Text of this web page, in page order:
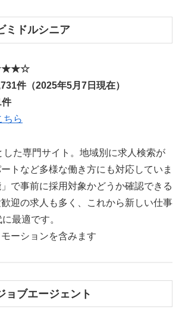
ミドルシニア
件（2025年5月7日現在）
件
ちら
した専門サイト。地域別に求人検索が
トなど多様な働き方にも対応していま
で事前に採用対象かどうか確認できる
迎の求人も多く、これから新しい仕事
最適です。
ーションを含みます
ョブエージェント